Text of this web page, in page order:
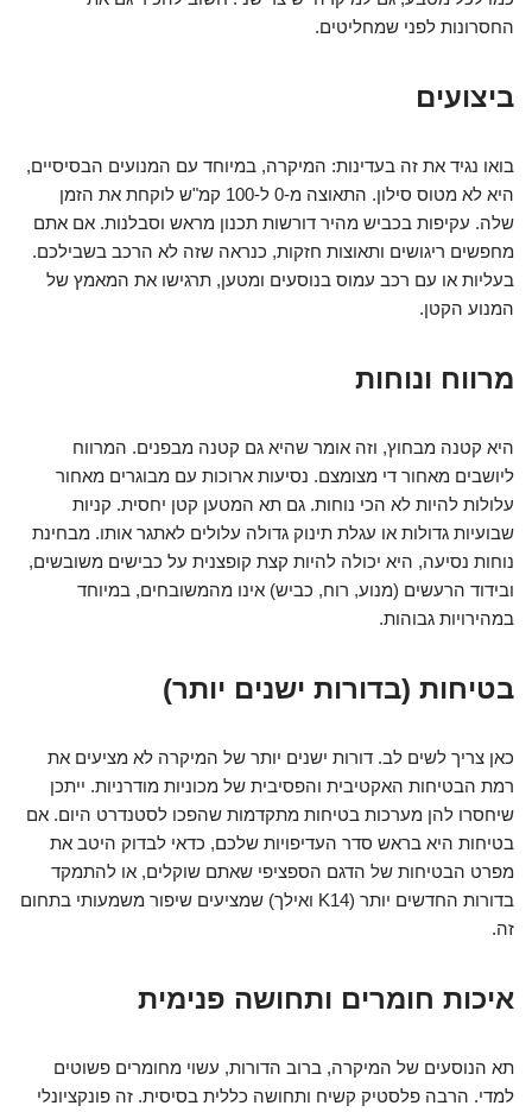
החסרונות לפני שמחליטים.
ביצועים
בואו נגיד את זה בעדינות: המיקרה, במיוחד עם המנועים הבסיסיים,
היא לא מטוס סילון. התאוצה מ-0 ל-100 קמ"ש לוקחת את הזמן
שלה. עקיפות בכביש מהיר דורשות תכנון מראש וסבלנות. אם אתם
מחפשים ריגושים ותאוצות חזקות, כנראה שזה לא הרכב בשבילכם.
בעליות או עם רכב עמוס בנוסעים ומטען, תרגישו את המאמץ של
המנוע הקטן.
מרווח ונוחות
היא קטנה מבחוץ, וזה אומר שהיא גם קטנה מבפנים. המרווח
ליושבים מאחור די מצומצם. נסיעות ארוכות עם מבוגרים מאחור
עלולות להיות לא הכי נוחות. גם תא המטען קטן יחסית. קניות
שבועיות גדולות או עגלת תינוק גדולה עלולים לאתגר אותו. מבחינת
נוחות נסיעה, היא יכולה להיות קצת קופצנית על כבישים משובשים,
ובידוד הרעשים (מנוע, רוח, כביש) אינו מהמשובחים, במיוחד
במהירויות גבוהות.
בטיחות (בדורות ישנים יותר)
כאן צריך לשים לב. דורות ישנים יותר של המיקרה לא מציעים את
רמת הבטיחות האקטיבית והפסיבית של מכוניות מודרניות. ייתכן
שיחסרו להן מערכות בטיחות מתקדמות שהפכו לסטנדרט היום. אם
בטיחות היא בראש סדר העדיפויות שלכם, כדאי לבדוק היטב את
מפרט הבטיחות של הדגם הספציפי שאתם שוקלים, או להתמקד
בדורות החדשים יותר (K14 ואילך) שמציעים שיפור משמעותי בתחום
זה.
איכות חומרים ותחושה פנימית
תא הנוסעים של המיקרה, ברוב הדורות, עשוי מחומרים פשוטים
למדי. הרבה פלסטיק קשיח ותחושה כללית בסיסית. זה פונקציונלי